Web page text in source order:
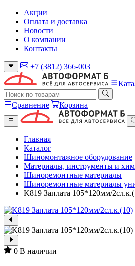
Акции
Оплата и доставка
Новости
О компании
Контакты
+7 (3812) 366-003
Сравнение Корзина
Главная
Каталог
Шиномонтажное оборудование
Материалы, инструменты и
Шиноремонтные материалы
Шиноремонтные материалы
K819 Заплата 105*120мм/
0 В наличии